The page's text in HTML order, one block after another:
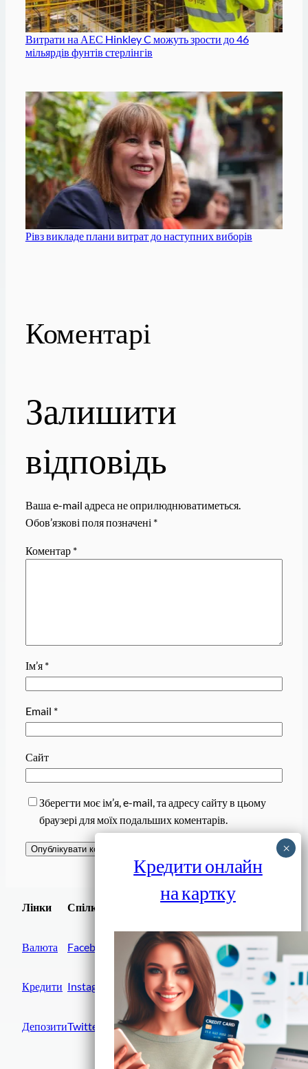
Витрати на АЕС Hinkley C можуть зрости до 46
мільярдів фунтів стерлінгів
Рівз викладе плани витрат до наступних виборів
Коментарі
Залишити
відповідь
Ваша e-mail адреса не оприлюднюватиметься.
Обов’язкові поля позначені *
Коментар *
Ім’я *
Email *
Сайт
Зберегти моє ім’я, e-mail, та адресу сайту в цьому
браузері для моїх подальших коментарів.
Лінки
Валюта
Кредити
Депозити
Спілки
Facebook
Instagram
Twitter
Завантажити
Фінанси IN UA
Кредити онлайн
на картку